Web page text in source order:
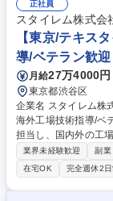
の実行 ■現トップか
ける海外拠点の経営
て拠点長として手腕を発揮できます。
補(タイ)】スタンダ
正社員
スタイレム株式会
【東京/テキス
導/ベテラン歓
月給27万4000
東京都渋谷区
企業名 スタイレム株式会社 求人名 【東京/テキスタイル
海外工場技術指導/ベテラン歓迎 仕事の内容 生地
担当し、国内外の工
品を効率的に生産す
つための改善活動を推進します。 【具体的に
理、品質改善、工程
ナム、タイなど）で
業界未経験歓迎 副業
在宅OK
完全週休2日